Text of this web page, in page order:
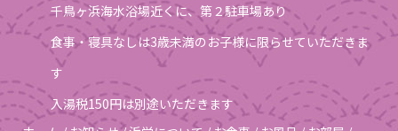
千鳥ヶ浜海水浴場近くに、第２駐車場あり
食事・寝具なしは3歳未満のお子様に限らせていただきま
す
入湯税150円は別途いただきます